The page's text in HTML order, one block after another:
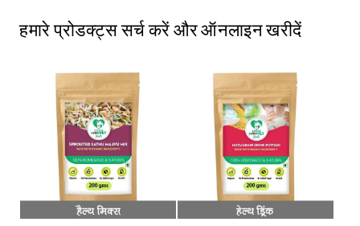
हमारे प्रोडक्ट्स सर्च करें और ऑनलाइन खरीदें